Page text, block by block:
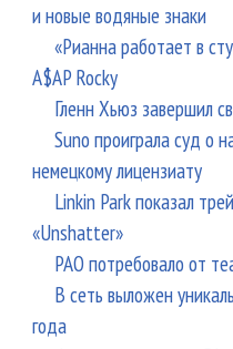
и новые водяные знаки
«Рианна работает в
A$AP Rocky
Гленн Хьюз завершил
Suno проиграла суд о
немецкому лицензиату
Linkin Park показал
«Unshatter»
РАО потребовало от
В сеть выложен
года